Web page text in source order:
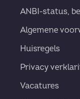
ANBI-status,
Algemene
Huisregels
Privacy
Vacatures